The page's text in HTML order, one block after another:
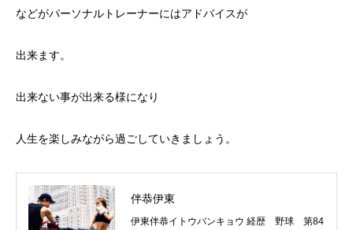
などがパーソナルトレーナーにはアドバイスが
出来ます。
出来ない事が出来る様になり
人生を楽しみながら過ごしていきましょう。
伴恭伊東
伊東伴恭イトウバンキョウ 経歴 野球 第84